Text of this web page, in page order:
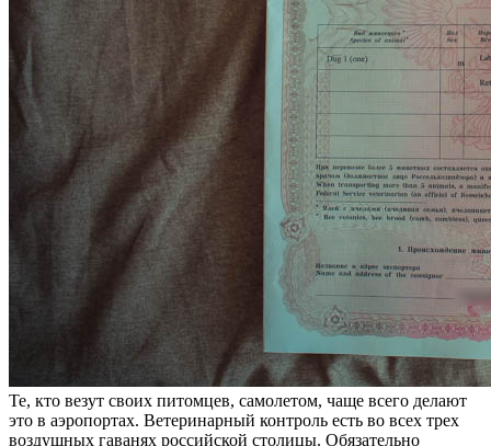
Те, кто везут своих питомцев, самолетом, чаще всего делают
это в аэропортах. Ветеринарный контроль есть во всех трех
воздушных гаванях российской столицы. Обязательно